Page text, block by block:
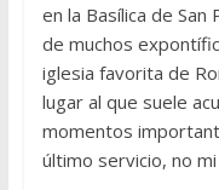
en la Basílica de
de muchos
iglesia favorita de
lugar al que suele
momentos
último servicio, no